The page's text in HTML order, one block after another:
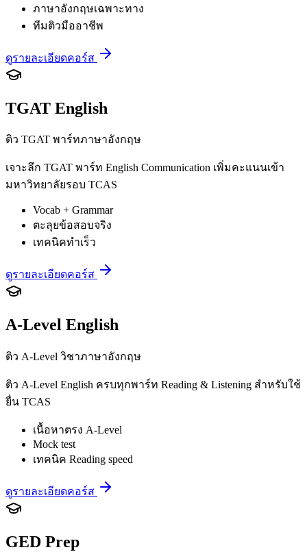
ภาษาอังกฤษเฉพาะทาง
ทีมติวมืออาชีพ
ดูรายละเอียดคอร์ส
TGAT English
ติว TGAT พาร์ทภาษาอังกฤษ
เจาะลึก TGAT พาร์ท English Communication เพิ่มคะแนนเข้า
มหาวิทยาลัยรอบ TCAS
Vocab + Grammar
ตะลุยข้อสอบจริง
เทคนิคทำเร็ว
ดูรายละเอียดคอร์ส
A-Level English
ติว A-Level วิชาภาษาอังกฤษ
ติว A-Level English ครบทุกพาร์ท Reading & Listening สำหรับใช้
ยื่น TCAS
เนื้อหาตรง A-Level
Mock test
เทคนิค Reading speed
ดูรายละเอียดคอร์ส
GED Prep